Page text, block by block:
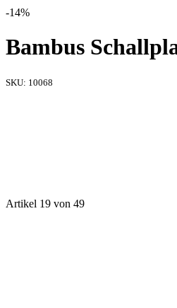
-14%
Bambus
SKU: 10068
Artikel 19 von 49